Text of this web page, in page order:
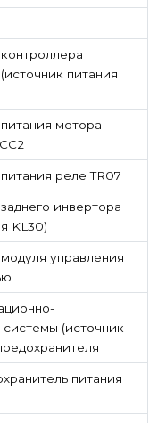
питания
мотора
реле TR07
инвертора
KL30)
управления
системы (источник
питания